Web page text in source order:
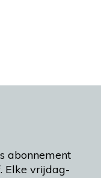
abonnement
Elke vrijdag-